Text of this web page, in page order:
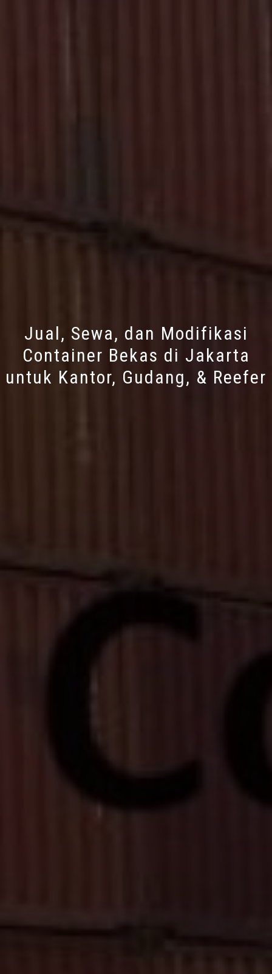
Jual, Sewa, dan Modifikasi
Container Bekas di Jakarta
untuk Kantor, Gudang, & Reefer